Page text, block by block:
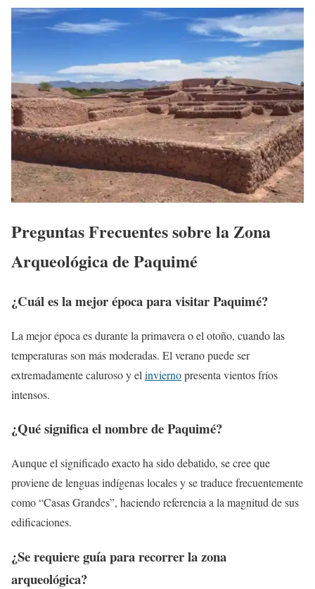
Preguntas Frecuentes sobre la Zona
Arqueológica de Paquimé
¿Cuál es la mejor época para visitar Paquimé?
La mejor época es durante la primavera o el otoño, cuando las
temperaturas son más moderadas. El verano puede ser
extremadamente caluroso y el inviernopresenta vientos fríos
intensos.
¿Qué significa el nombre de Paquimé?
Aunque el significado exacto ha sido debatido, se cree que
proviene de lenguas indígenas locales y se traduce frecuentemente
como “Casas Grandes”, haciendo referencia a la magnitud de sus
edificaciones.
¿Se requiere guía para recorrer la zona
arqueológica?